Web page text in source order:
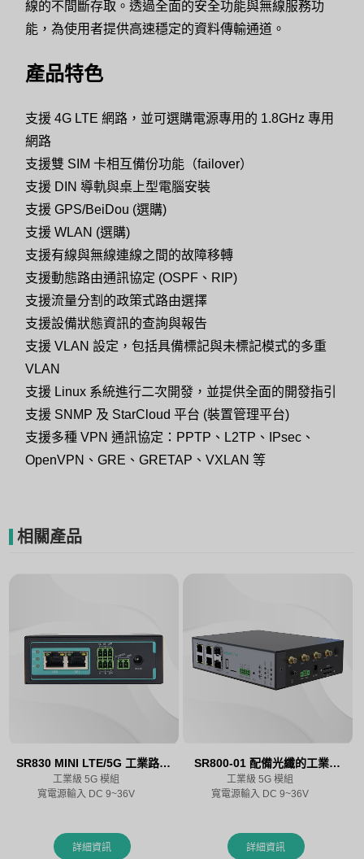
線的不間斷存取。透過全面的安全功能與無線服務功
能，為使用者提供高速穩定的資料傳輸通道。
產品特色
支援 4G LTE 網路，並可選購電源專用的 1.8GHz 專用
網路
支援雙 SIM 卡相互備份功能（failover）
支援 DIN 導軌與桌上型電腦安裝
支援 GPS/BeiDou (選購)
支援 WLAN (選購)
支援有線與無線連線之間的故障移轉
支援動態路由通訊協定 (OSPF、RIP)
支援流量分割的政策式路由選擇
支援設備狀態資訊的查詢與報告
支援 VLAN 設定，包括具備標記與未標記模式的多重
VLAN
支援 Linux 系統進行二次開發，並提供全面的開發指引
支援 SNMP 及 StarCloud 平台 (裝置管理平台)
支援多種 VPN 通訊協定：PPTP、L2TP、IPsec、
OpenVPN、GRE、GRETAP、VXLAN 等
相關產品
SR830 MINI LTE/5G 工業路由
器
工業級 5G 模組
寬電源輸入 DC 9~36V
詳細資訊
SR800-01 配備光纖的工業級
5G 路由器
工業級 5G 模組
寬電源輸入 DC 9~36V
詳細資訊